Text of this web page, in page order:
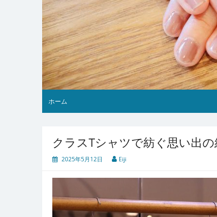
ホーム
クラスTシャツで紡ぐ思い出
2025年5月12日 Eiji